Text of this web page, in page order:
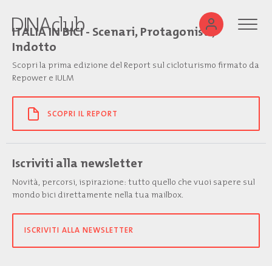
ITALIA IN BICI - Scenari, Protagonisti,
Indotto
Scopri la prima edizione del Report sul cicloturismo firmato da
Repower e IULM
SCOPRI IL REPORT
Iscriviti alla newsletter
Novità, percorsi, ispirazione: tutto quello che vuoi sapere sul
mondo bici direttamente nella tua mailbox.
ISCRIVITI ALLA NEWSLETTER